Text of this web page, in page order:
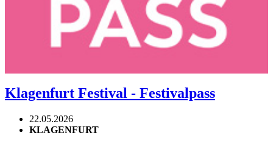
Klagenfurt Festival - Festivalpass
22.05.2026
KLAGENFURT